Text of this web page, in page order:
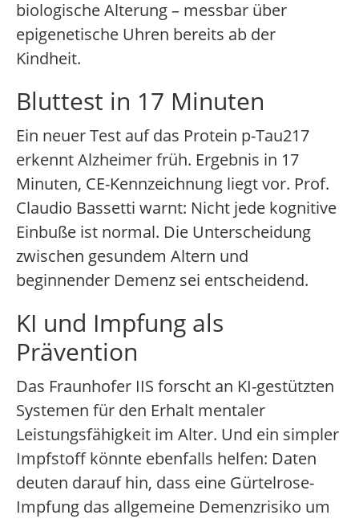
biologische Alterung – messbar über
epigenetische Uhren bereits ab der
Kindheit.
Bluttest in 17 Minuten
Ein neuer Test auf das Protein p-Tau217
erkennt Alzheimer früh. Ergebnis in 17
Minuten, CE-Kennzeichnung liegt vor. Prof.
Claudio Bassetti warnt: Nicht jede kognitive
Einbuße ist normal. Die Unterscheidung
zwischen gesundem Altern und
beginnender Demenz sei entscheidend.
KI und Impfung als
Prävention
Das Fraunhofer IIS forscht an KI-gestützten
Systemen für den Erhalt mentaler
Leistungsfähigkeit im Alter. Und ein simpler
Impfstoff könnte ebenfalls helfen: Daten
deuten darauf hin, dass eine Gürtelrose-
Impfung das allgemeine Demenzrisiko um